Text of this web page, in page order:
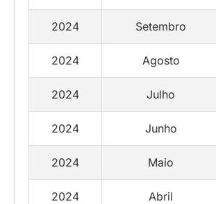
2024 Setembro
2024 Agosto
2024 Julho
2024 Junho
2024 Maio
2024 Abril